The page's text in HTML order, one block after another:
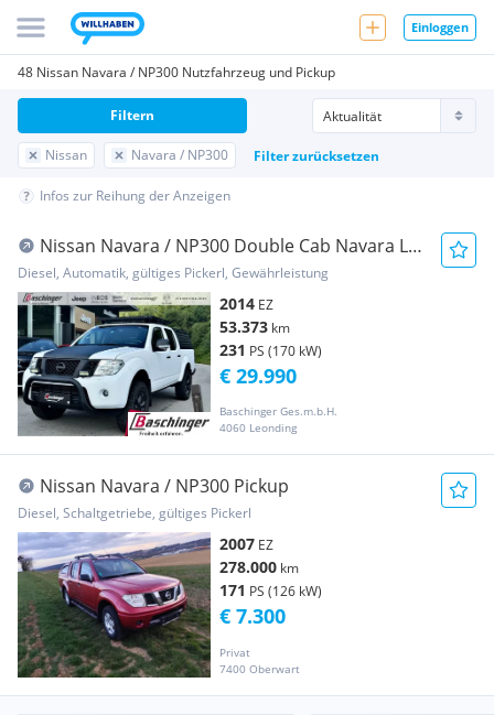
Einloggen
48 Nissan Navara / NP300 Nutzfahrzeug und Pickup
Nissan Navara / NP300 Filter zurücksetzen
Filtern
Infos zur Reihung der Anzeigen
Nissan Navara / NP300 Double Cab Navara LE
3,0 dCi 4x4 DPF Aut. Pickup
Diesel, Automatik, gültiges Pickerl, Gewährleistung
2014 EZ
53.373 km
231 PS (170 kW)
Baschinger Ges.m.b.H.
4060 Leonding
€ 29.990
Nissan Navara / NP300 Pickup
Diesel, Schaltgetriebe, gültiges Pickerl
2007 EZ
278.000 km
171 PS (126 kW)
Privat
7400 Oberwart
€ 7.300